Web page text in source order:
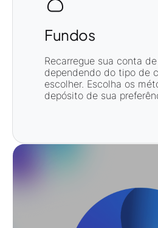
Fundos
Recarregue sua conta
dependendo do tipo de
escolher. Escolha os
depósito de sua